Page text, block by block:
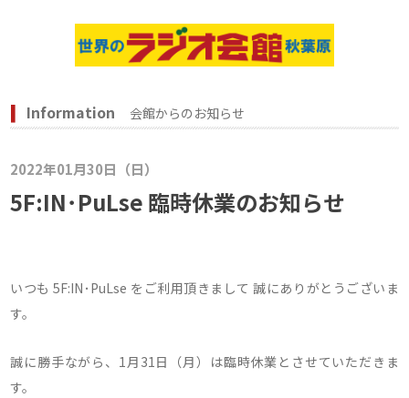
Information 会館からのお知らせ
2022年01月30日（日）
5F:IN･PuLse 臨時休業のお知らせ
いつも 5F:IN･PuLse をご利用頂きまして 誠にありがとうございま
す。
誠に勝手ながら、1月31日（月）は臨時休業とさせていただきま
す。